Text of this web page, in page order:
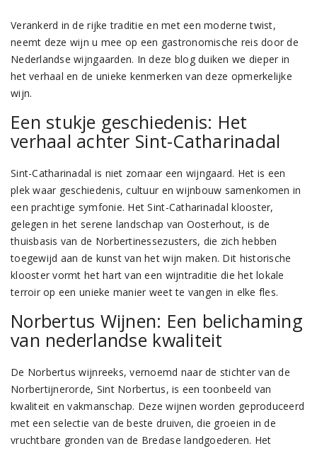
Verankerd in de rijke traditie en met een moderne twist,
neemt deze wijn u mee op een gastronomische reis door de
Nederlandse wijngaarden. In deze blog duiken we dieper in
het verhaal en de unieke kenmerken van deze opmerkelijke
wijn.
Een stukje geschiedenis: Het
verhaal achter Sint-Catharinadal
Sint-Catharinadal is niet zomaar een wijngaard. Het is een
plek waar geschiedenis, cultuur en wijnbouw samenkomen in
een prachtige symfonie. Het Sint-Catharinadal klooster,
gelegen in het serene landschap van Oosterhout, is de
thuisbasis van de Norbertinessezusters, die zich hebben
toegewijd aan de kunst van het wijn maken. Dit historische
klooster vormt het hart van een wijntraditie die het lokale
terroir op een unieke manier weet te vangen in elke fles.
Norbertus Wijnen: Een belichaming
van nederlandse kwaliteit
De Norbertus wijnreeks, vernoemd naar de stichter van de
Norbertijnerorde, Sint Norbertus, is een toonbeeld van
kwaliteit en vakmanschap. Deze wijnen worden geproduceerd
met een selectie van de beste druiven, die groeien in de
vruchtbare gronden van de Bredase landgoederen. Het